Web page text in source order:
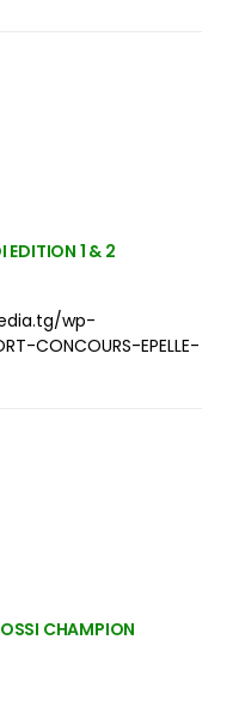
EDITION 1 & 2
wp-
CONCOURS-EPELLE-
CHAMPION